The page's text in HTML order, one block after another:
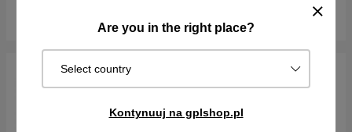
Are you in the right place?
Select country
Kontynuuj na gplshop.pl